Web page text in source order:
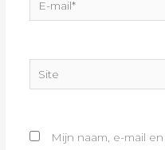
mail*
Site
Mijn naam, e-mail